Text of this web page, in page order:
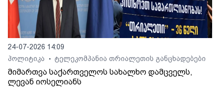
24-07-2026 14:09
პოლიტიკა
• ტელეკომპანია თრიალეთის განცხადებები
მიმართვა საქართველოს სახალხო დამცველს,
ლევან იოსელიანს